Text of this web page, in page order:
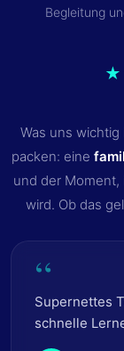
Begleitung
Was uns
packen: eine
und der Moment,
wird. Ob das
“
Supernettes
schnelle